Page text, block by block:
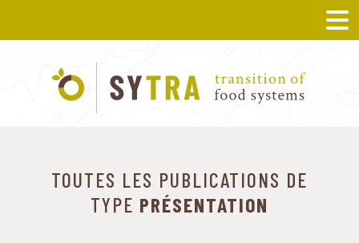
TOUTES LES PUBLICATIONS DE
TYPE PRÉSENTATION